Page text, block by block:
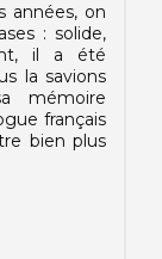
années, on
: solide,
il a été
la savions
mémoire
français
bien plus